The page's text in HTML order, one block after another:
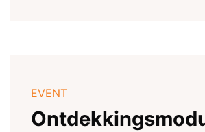
EVENT